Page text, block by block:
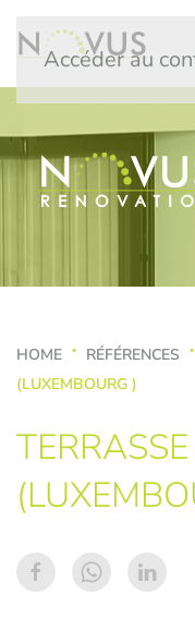
Accéder au
HOME RÉFÉRENCES
(LUXEMBOURG )